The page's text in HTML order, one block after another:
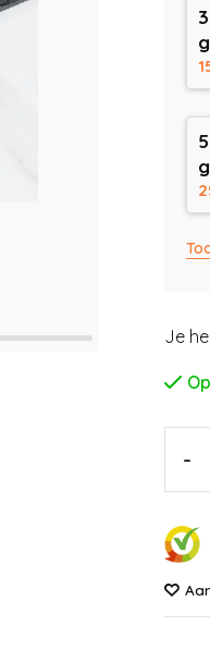
Je
-